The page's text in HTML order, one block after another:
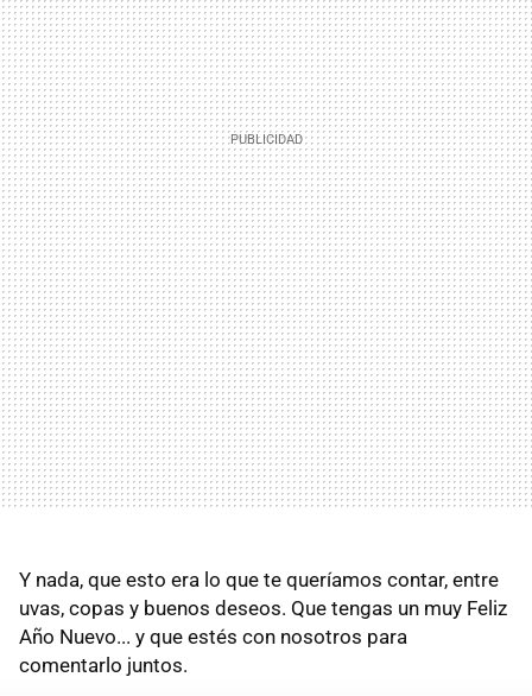
Y nada, que esto era lo que te queríamos contar, entre
uvas, copas y buenos deseos. Que tengas un muy Feliz
Año Nuevo... y que estés con nosotros para
comentarlo juntos.